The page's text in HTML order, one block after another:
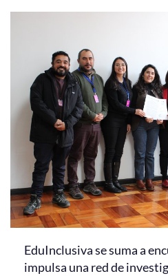
EduInclusiva se suma a
impulsa una red de